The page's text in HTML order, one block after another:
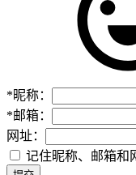
*昵称：
*邮箱：
网址：
记住昵称、邮箱和